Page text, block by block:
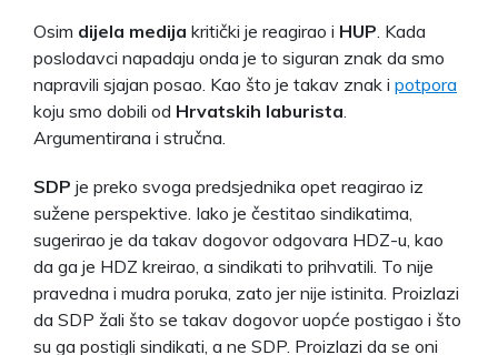
Osim dijela medija kritički je reagirao i HUP . Kada
poslodavci napadaju onda je to siguran znak da smo
napravili sjajan posao. Kao što je takav znak i potpora
koju smo dobili od Hrvatskih laburista
Argumentirana i stručna.
SDP je preko svoga predsjednika opet reagirao iz
sužene perspektive. Iako je čestitao sindikatima,
sugerirao je da takav dogovor odgovara HDZ-u, kao
da ga je HDZ kreirao, a sindikati to prihvatili. To nije
pravedna i mudra poruka, zato jer nije istinita. Proizlazi
da SDP žali što se takav dogovor uopće postigao i što
su ga postigli sindikati, a ne SDP. Proizlazi da se oni